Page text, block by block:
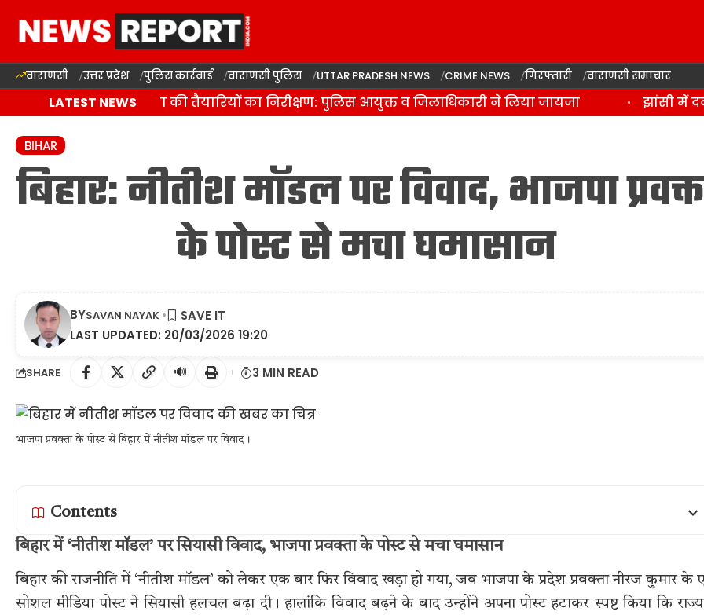
वाराणसी उत्तर प्रदेश पुलिस कार्रवाई वाराणसी पुलिस UTTAR PRADESH NEWS CRIME NEWS गिरफ्तारी वाराणसी समाचार
LATEST NEWS
वाराणसी में कांवड़ यात्रा की तैयारियों का निरीक्षण: पुलिस आयुक्त व जिलाधिकारी ने लिया जायजा झांसी में
BIHAR
बिहार: नीतीश मॉडल पर विवाद, भाजपा
के पोस्ट से मचा घमासान
LAST UPDATED: 20/03/2026 19:20
BYSAVAN NAYAK
SHARE 🔊 3 MIN READ
भाजपा प्रवक्ता के पोस्ट से बिहार में नीतीश मॉडल पर विवाद।
Contents
बिहार में ‘नीतीश मॉडल’ पर सियासी विवाद, भाजपा प्रवक्ता के पोस्ट से मचा घमासान
बिहार की राजनीति में ‘नीतीश मॉडल’ को लेकर एक बार फिर विवाद खड़ा हो गया, जब भाजपा के प्रदेश प्रवक्ता नीरज कुमार के
सोशल मीडिया पोस्ट ने सियासी हलचल बढ़ा दी। हालांकि विवाद बढ़ने के बाद उन्होंने अपना पोस्ट हटाकर स्पष्ट किया कि